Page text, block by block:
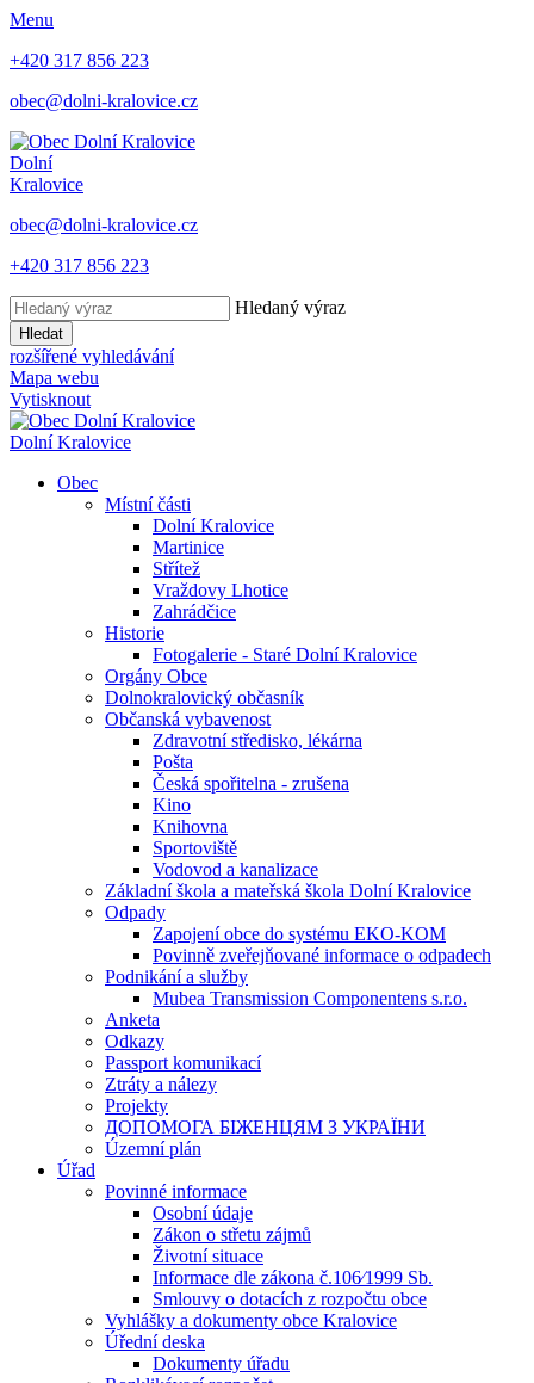
Menu
+420 317 856 223
obec@dolni-kralovice.cz
Dolní
Kralovice
obec@dolni-kralovice.cz
+420 317 856 223
Hledaný výraz
Hledat
rozšířené vyhledávání
Mapa webu
Vytisknout
Dolní Kralovice
Obec
Místní části
Dolní Kralovice
Martinice
Střítež
Vraždovy Lhotice
Zahrádčice
Historie
Fotogalerie - Staré Dolní Kralovice
Orgány Obce
Dolnokralovický občasník
Občanská vybavenost
Zdravotní středisko, lékárna
Pošta
Česká spořitelna - zrušena
Kino
Knihovna
Sportoviště
Vodovod a kanalizace
Základní škola a mateřská škola Dolní Kralovice
Odpady
Zapojení obce do systému EKO-KOM
Povinně zveřejňované informace o odpadech
Podnikání a služby
Mubea Transmission Componentens s.r.o.
Anketa
Odkazy
Passport komunikací
Ztráty a nálezy
Projekty
ДОПОМОГА БІЖЕНЦЯМ З УКРАЇНИ
Územní plán
Úřad
Povinné informace
Osobní údaje
Zákon o střetu zájmů
Životní situace
Informace dle zákona č.106⁄1999 Sb.
Smlouvy o dotacích z rozpočtu obce
Vyhlášky a dokumenty obce Kralovice
Úřední deska
Dokumenty úřadu